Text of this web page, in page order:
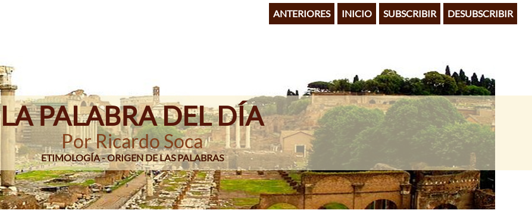
ANTERIORES INICIO SUBSCRIBIR DESUBSCRIBIR
LA PALABRA DEL DÍA
Por Ricardo Soca
ETIMOLOGÍA - ORIGEN DE LAS PALABRAS